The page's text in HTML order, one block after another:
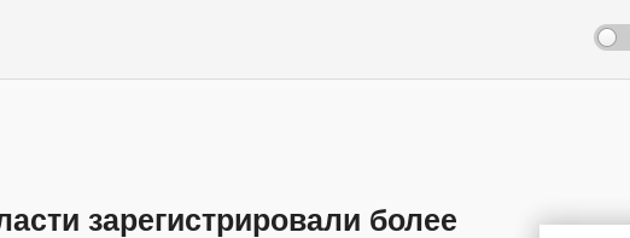
зарегистрировали более